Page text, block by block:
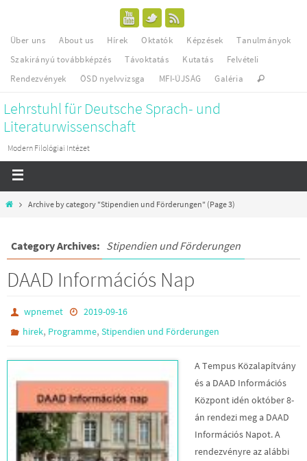
Über uns About us Hírek Oktatók Képzések
Tanulmányok
Szakirányú továbbképzés
Távoktatás Kutatás
Felvételi
Rendezvények
ÖSD nyelvvizsga MFI-ÚJSÁG Galéria
Lehrstuhl für Deutsche Sprach- und
Literaturwissenschaft
Modern Filológiai Intézet
Archive by category "Stipendien und Förderungen" (Page 3)
Category Archives: Stipendien und Förderungen
DAAD Információs Nap
wpnemet
2019-09-16
hirek, Programme,Stipendien und Förderungen
A Tempus Közalapítvány
és a DAAD Információs
Központ idén október 8-
án rendezi meg a DAAD
Információs Napot. A
rendezvényre az alábbi